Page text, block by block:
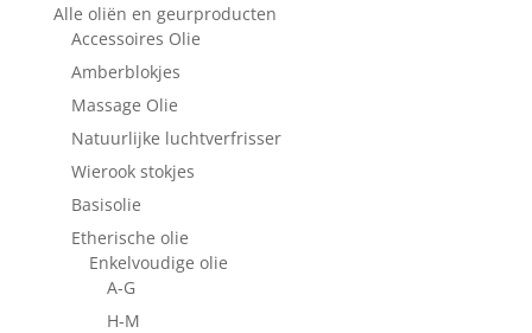
Alle oliën en geurproducten
Accessoires Olie
Amberblokjes
Massage Olie
Natuurlijke luchtverfrisser
Wierook stokjes
Basisolie
Etherische olie
Enkelvoudige olie
A-G
H-M